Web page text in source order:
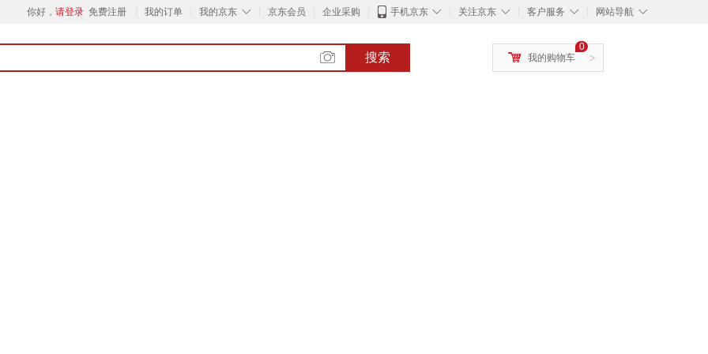
你好， 请登录 免费注册 我的订单 ◇
我的京东 京东会员 企业采购 ◇
手机京东 ◇
关注京东 ◇
客户服务 ◇
网站导航
搜索 >
0
我的购物车